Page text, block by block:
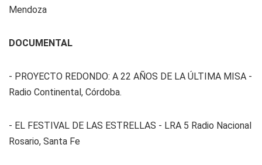
Mendoza
DOCUMENTAL
- PROYECTO REDONDO: A 22 AÑOS DE LA ÚLTIMA MISA -
Radio Continental, Córdoba.
- EL FESTIVAL DE LAS ESTRELLAS - LRA 5 Radio Nacional
Rosario, Santa Fe